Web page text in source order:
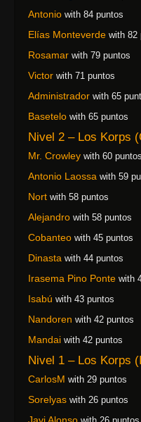
Antonio with 84 puntos
Elías Monteverde with 82
Rosamar with 79 puntos
Victor with 71 puntos
Administrador with 65
Basetelo with 65 puntos
Nivel 2 – Los Korps
Mr. Crowley with 60 puntos
Antonio Laossa with 59
Nort with 58 puntos
Alejandro with 58 puntos
Cobanteo with 45 puntos
Dinasta with 44 puntos
Irasema Pino Ponte with
Isabú with 43 puntos
Nandoren with 42 puntos
Mandai with 42 puntos
Nivel 1 – Los Korps
CarlosM with 29 puntos
Sorelyas with 26 puntos
Javi Alonso